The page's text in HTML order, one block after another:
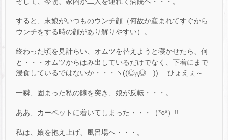
すると、末娘がいつものウンチ顔（何故か産まれてすぐから
ウンチをする時の顔があり解りやすい）。
終わった頃を見計らい、オムツを替えようと寝かせたら、何
と・・・オムツからはみ出しているだけでなく、下着にまで
浸食しているではないか・・・ヽ((◎д◎ ))ゝ ひょえぇ～
一瞬、固まった私の隙を突き、娘が反転・・・。
ああ、カーペットに着いてしまった・・・（*○*）!!
私は、娘を抱え上げ、風呂場へ・・・。